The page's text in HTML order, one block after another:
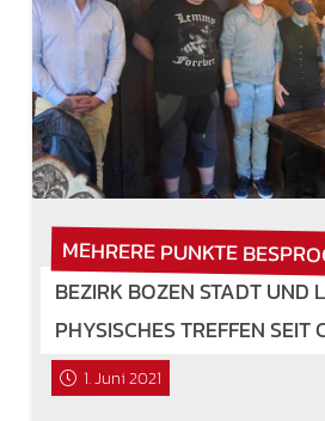
MEHRERE PUNKTE
BEZIRK BOZEN STADT UND
PHYSISCHES TREFFEN SEIT
1. Juni 2021